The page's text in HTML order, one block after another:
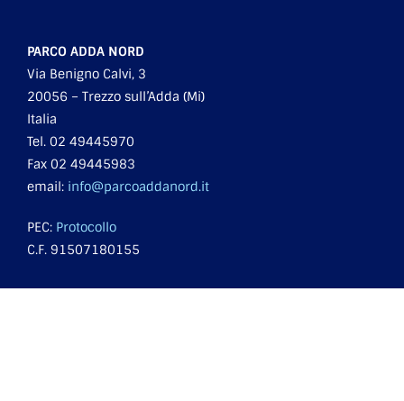
PARCO ADDA NORD
Via Benigno Calvi, 3
20056 – Trezzo sull’Adda (Mi)
Italia
Tel. 02 49445970
Fax 02 49445983
email: info@parcoaddanord.it
PEC: Protocollo
C.F. 91507180155